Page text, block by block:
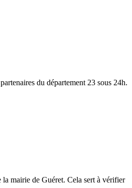
du département 23 sous 24h.
la mairie de Guéret. Cela sert à vérifier